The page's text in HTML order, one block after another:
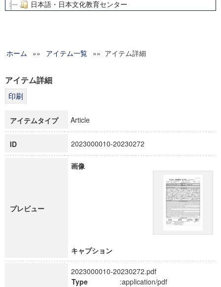
日本語・日本文化教育センター
グローバルリサーチインスティテュート
科学研究費補助金研究成果報告書
博士課程教育リーディングプログラム「超成熟社会発展のサ
ホーム »» アイテム一覧 »» アイテム詳細
アイテム詳細
アイテムタイプ Article
ID 2023000010-20230272
プレビュー
画像
キャプション
2023000010-20230272.pdf
Type
:application/pdf